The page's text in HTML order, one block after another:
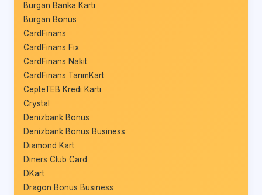
Burgan Banka Kartı
Burgan Bonus
CardFinans
CardFinans Fix
CardFinans Nakit
CardFinans TarımKart
CepteTEB Kredi Kartı
Crystal
Denizbank Bonus
Denizbank Bonus Business
Diamond Kart
Diners Club Card
DKart
Dragon Bonus Business